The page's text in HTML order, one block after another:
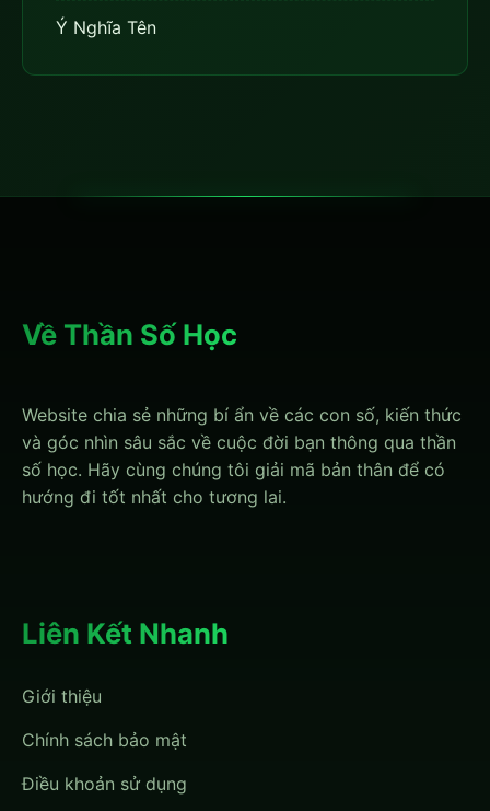
Ý Nghĩa Tên
Về Thần Số Học
Website chia sẻ những bí ẩn về các con số, kiến thức
và góc nhìn sâu sắc về cuộc đời bạn thông qua thần
số học. Hãy cùng chúng tôi giải mã bản thân để có
hướng đi tốt nhất cho tương lai.
Liên Kết Nhanh
Giới thiệu
Chính sách bảo mật
Điều khoản sử dụng